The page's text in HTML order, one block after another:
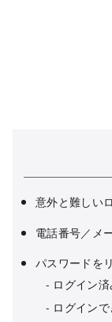
意外と難しい
電話番号／メ
パスワードを
ログイン
ログイン